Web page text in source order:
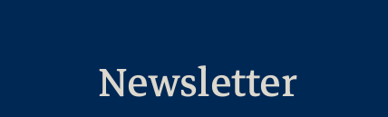
Newsletter